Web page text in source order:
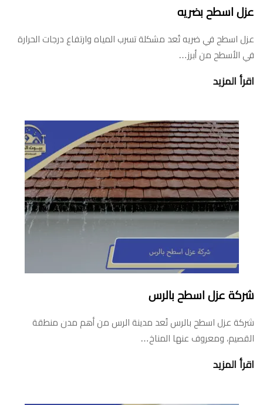
عزل اسطح بضريه
عزل اسطح في ضريه تُعد مشكلة تسرب المياه وارتفاع درجات الحرارة
في الأسطح من أبرز…
اقرأ المزيد
شركة عزل اسطح بالرس
شركة عزل اسطح بالرس تُعد مدينة الرس من أهم مدن منطقة
القصيم، ومعروف عنها المناخ…
اقرأ المزيد